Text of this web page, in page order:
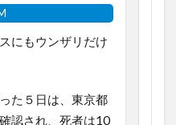
にもウンザリだけ
た５日は、東京都
認され、死者は10